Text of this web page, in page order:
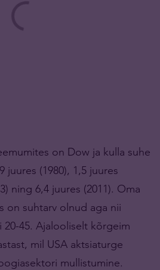
on Dow ja kulla suhe
juures (1980), 1,5 juures
ning 6,4 juures (2011). Oma
on suhtarv olnud aga nii
45. Ajalooliselt kõrgeim
mil USA aktsiaturge
mullistumine.